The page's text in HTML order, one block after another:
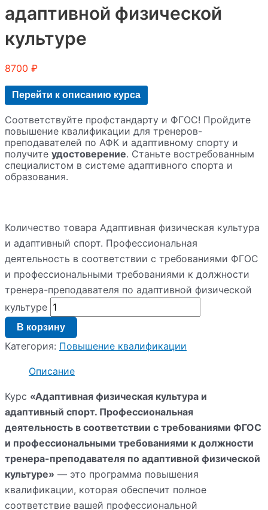
адаптивной физической
культуре
8700 ₽
Перейти к описанию курса
Соответствуйте профстандарту и ФГОС! Пройдите
повышение квалификации для тренеров-
преподавателей по АФК и адаптивному спорту и
получите удостоверение. Станьте востребованным
специалистом в системе адаптивного спорта и
образования.
Количество товара Адаптивная физическая культура
и адаптивный спорт. Профессиональная
деятельность в соответствии с требованиями ФГОС
и профессиональными требованиями к должности
тренера-преподавателя по адаптивной физической
культуре
В корзину
Категория: Повышение квалификации
Описание
Курс «Адаптивная физическая культура и
адаптивный спорт. Профессиональная
деятельность в соответствии с требованиями ФГОС
и профессиональными требованиями к должности
тренера-преподавателя по адаптивной физической
культуре» — это программа повышения
квалификации, которая обеспечит полное
соответствие вашей профессиональной